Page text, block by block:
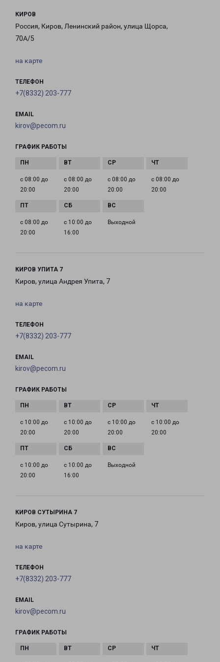
КИРОВ
Россия, Киров, Ленинский район, улица Щорса,
70А/5
на карте
ТЕЛЕФОН
+7(8332) 203-777
EMAIL
kirov@pecom.ru
ГРАФИК РАБОТЫ
с 08:00 до
20:00
с 08:00 до
20:00
с 08:00 до
20:00
с 08:00 до
20:00
с 08:00 до
20:00
с 10:00 до
16:00
Выходной
КИРОВ УПИТА 7
Киров, улица Андрея Упита, 7
на карте
ТЕЛЕФОН
+7(8332) 203-777
EMAIL
kirov@pecom.ru
ГРАФИК РАБОТЫ
с 10:00 до
20:00
с 10:00 до
20:00
с 10:00 до
20:00
с 10:00 до
20:00
с 10:00 до
20:00
с 10:00 до
16:00
Выходной
КИРОВ СУТЫРИНА 7
Киров, улица Сутырина, 7
на карте
ТЕЛЕФОН
+7(8332) 203-777
EMAIL
kirov@pecom.ru
ГРАФИК РАБОТЫ